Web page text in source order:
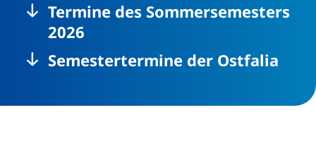
Termine des Sommersemesters
2026
Semestertermine der Ostfalia